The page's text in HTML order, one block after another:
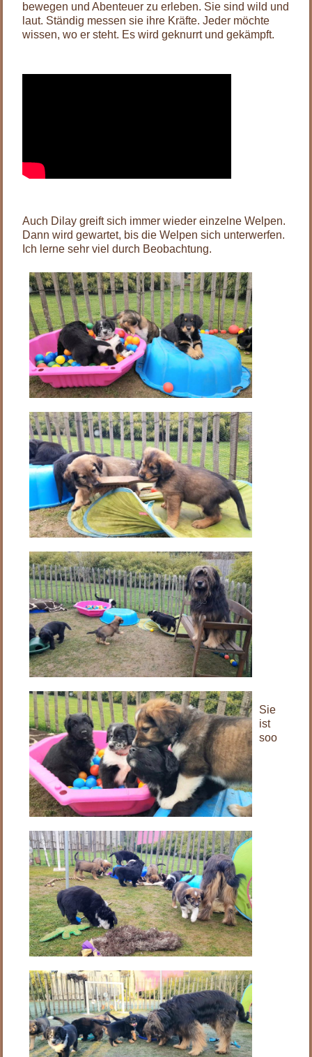
bewegen und Abenteuer zu erleben. Sie sind wild und
laut. Ständig messen sie ihre Kräfte. Jeder möchte
wissen, wo er steht. Es wird geknurrt und gekämpft.
Auch Dilay greift sich immer wieder einzelne Welpen.
Dann wird gewartet, bis die Welpen sich unterwerfen.
Ich lerne sehr viel durch Beobachtung.
Sie
ist
soo